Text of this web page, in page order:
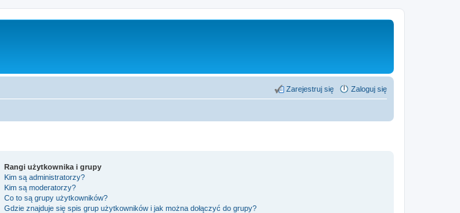
Zaloguj się
Zarejestruj się
Rangi użytkownika i grupy
Kim są administratorzy?
Kim są moderatorzy?
Co to są grupy użytkowników?
Gdzie znajduje się spis grup użytkowników i jak można dołączyć do grupy?